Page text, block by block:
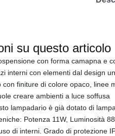
su questo articolo
con forma camapna e
interni con elementi dal design
con finiture di colore opaco, linee
creare ambienti a luce soffusa
lampadario è già dotato di
Potenza 11W, Luminosità
di interni. Grado di protezione